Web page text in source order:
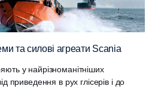
та силові агреати Scania
у найрізноманітніших
приведення в рух глісерів і до